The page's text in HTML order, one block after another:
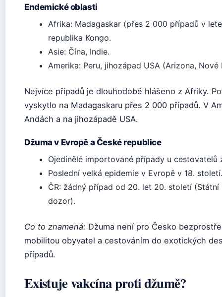
Endemické oblasti
Afrika: Madagaskar (přes 2 000 případů v
republika Kongo.
Asie: Čína, Indie.
Amerika: Peru, jihozápad USA (Arizona,
Nejvíce případů je dlouhodobě hlášeno z Afriky.
vyskytlo na Madagaskaru přes 2 000 případů. V
Andách a na jihozápadě USA.
Džuma v Evropě a České republice
Ojedinělé importované případy u cestovatelů
Poslední velká epidemie v Evropě v 18. století.
ČR: žádný případ od 20. let 20. století
dozor).
Co to znamená: Džuma není pro Česko
mobilitou obyvatel a cestováním do exotických
případů.
Existuje vakcína proti džumě?